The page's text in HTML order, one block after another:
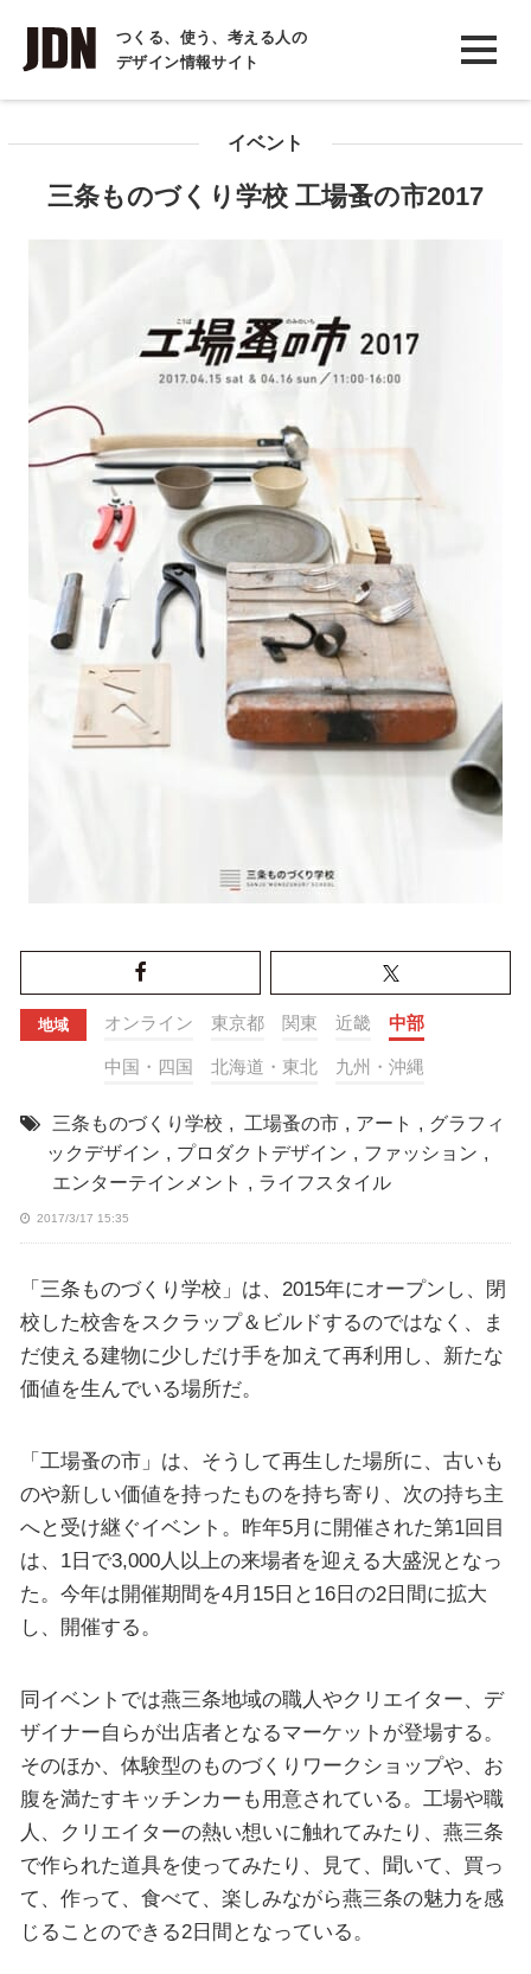
つくる、使う、考える人の
デザイン情報サイト
INTERVIEW
インタビュー
イベント
三条ものづくり学校 工場蚤の市2017
地域 オンライン 東京都 関東 近畿 中部
中国・四国 北海道・東北 九州・沖縄
三条ものづくり学校 , 工場蚤の市 , アート , グラフィ
ックデザイン , プロダクトデザイン , ファッション ,
エンターテインメント , ライフスタイル
2017/3/17 15:35
「三条ものづくり学校」は、2015年にオープンし、閉
校した校舎をスクラップ＆ビルドするのではなく、ま
だ使える建物に少しだけ手を加えて再利用し、新たな
価値を生んでいる場所だ。
「工場蚤の市」は、そうして再生した場所に、古いも
のや新しい価値を持ったものを持ち寄り、次の持ち主
へと受け継ぐイベント。昨年5月に開催された第1回目
は、1日で3,000人以上の来場者を迎える大盛況となっ
た。今年は開催期間を4月15日と16日の2日間に拡大
し、開催する。
同イベントでは燕三条地域の職人やクリエイター、デ
ザイナー自らが出店者となるマーケットが登場する。
そのほか、体験型のものづくりワークショップや、お
腹を満たすキッチンカーも用意されている。工場や職
人、クリエイターの熱い想いに触れてみたり、燕三条
で作られた道具を使ってみたり、見て、聞いて、買っ
て、作って、食べて、楽しみながら燕三条の魅力を感
じることのできる2日間となっている。